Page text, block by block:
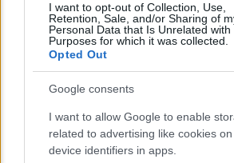
I want to opt-out of Collection, Use,
Retention, Sale, and/or Sharing of
Personal Data that Is Unrelated with
Purposes for which it was collected.
Opted Out
Google consents
I want to allow Google to enable
related to advertising like cookies
device identifiers in apps.
Avena ogni giorno:
cereale può migliorare
salute
Dieta e tumori: quattro
alimentari che possono
ridurre il rischio